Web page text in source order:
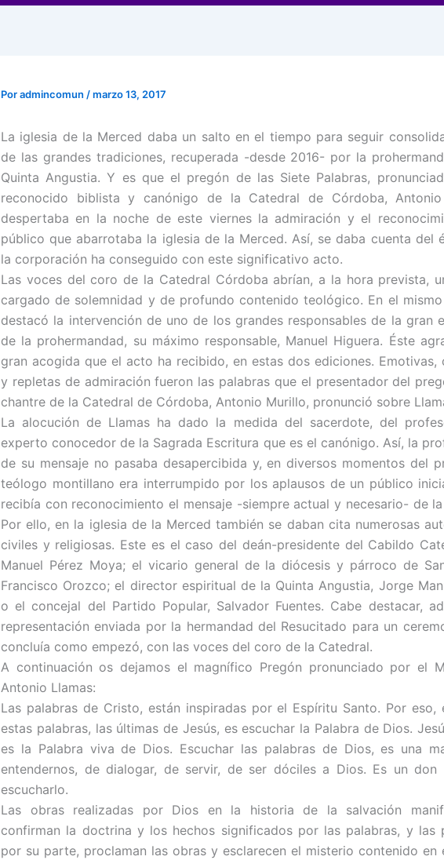
Poradmincomun /marzo 13, 2017
La iglesia de la Merced daba un salto en el tiempo para seguir
de las grandes tradiciones, recuperada -desde 2016- por la
Quinta Angustia. Y es que el pregón de las Siete Palabras,
reconocido biblista y canónigo de la Catedral de Córdoba, Antonio
despertaba en la noche de este viernes la admiración y el
público que abarrotaba la iglesia de la Merced. Así, se daba cuenta del
la corporación ha conseguido con este significativo acto.
Las voces del coro de la Catedral Córdoba abrían, a la hora prevista,
cargado de solemnidad y de profundo contenido teológico. En el
destacó la intervención de uno de los grandes responsables de la gran
de la prohermandad, su máximo responsable, Manuel Higuera. Éste
gran acogida que el acto ha recibido, en estas dos ediciones. Emotivas,
y repletas de admiración fueron las palabras que el presentador del
chantre de la Catedral de Córdoba, Antonio Murillo, pronunció sobre
La alocución de Llamas ha dado la medida del sacerdote, del
experto conocedor de la Sagrada Escritura que es el canónigo. Así, la
de su mensaje no pasaba desapercibida y, en diversos momentos del
teólogo montillano era interrumpido por los aplausos de un público
recibía con reconocimiento el mensaje -siempre actual y necesario- de la
Por ello, en la iglesia de la Merced también se daban cita numerosas
civiles y religiosas. Este es el caso del deán-presidente del Cabildo
Manuel Pérez Moya; el vicario general de la diócesis y párroco de
Francisco Orozco; el director espiritual de la Quinta Angustia, Jorge
o el concejal del Partido Popular, Salvador Fuentes. Cabe destacar,
representación enviada por la hermandad del Resucitado para un
concluía como empezó, con las voces del coro de la Catedral.
A continuación os dejamos el magnífico Pregón pronunciado por el
Antonio Llamas:
Las palabras de Cristo, están inspiradas por el Espíritu Santo. Por eso,
estas palabras, las últimas de Jesús, es escuchar la Palabra de Dios.
es la Palabra viva de Dios. Escuchar las palabras de Dios, es una
entendernos, de dialogar, de servir, de ser dóciles a Dios. Es un don
escucharlo.
Las obras realizadas por Dios en la historia de la salvación
confirman la doctrina y los hechos significados por las palabras, y las
por su parte, proclaman las obras y esclarecen el misterio contenido en